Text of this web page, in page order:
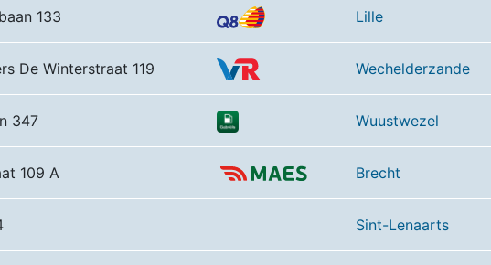
133 Lille
De Winterstraat 119 Wechelderzande
347 Wuustwezel
109 A Brecht
Sint-Lenaarts